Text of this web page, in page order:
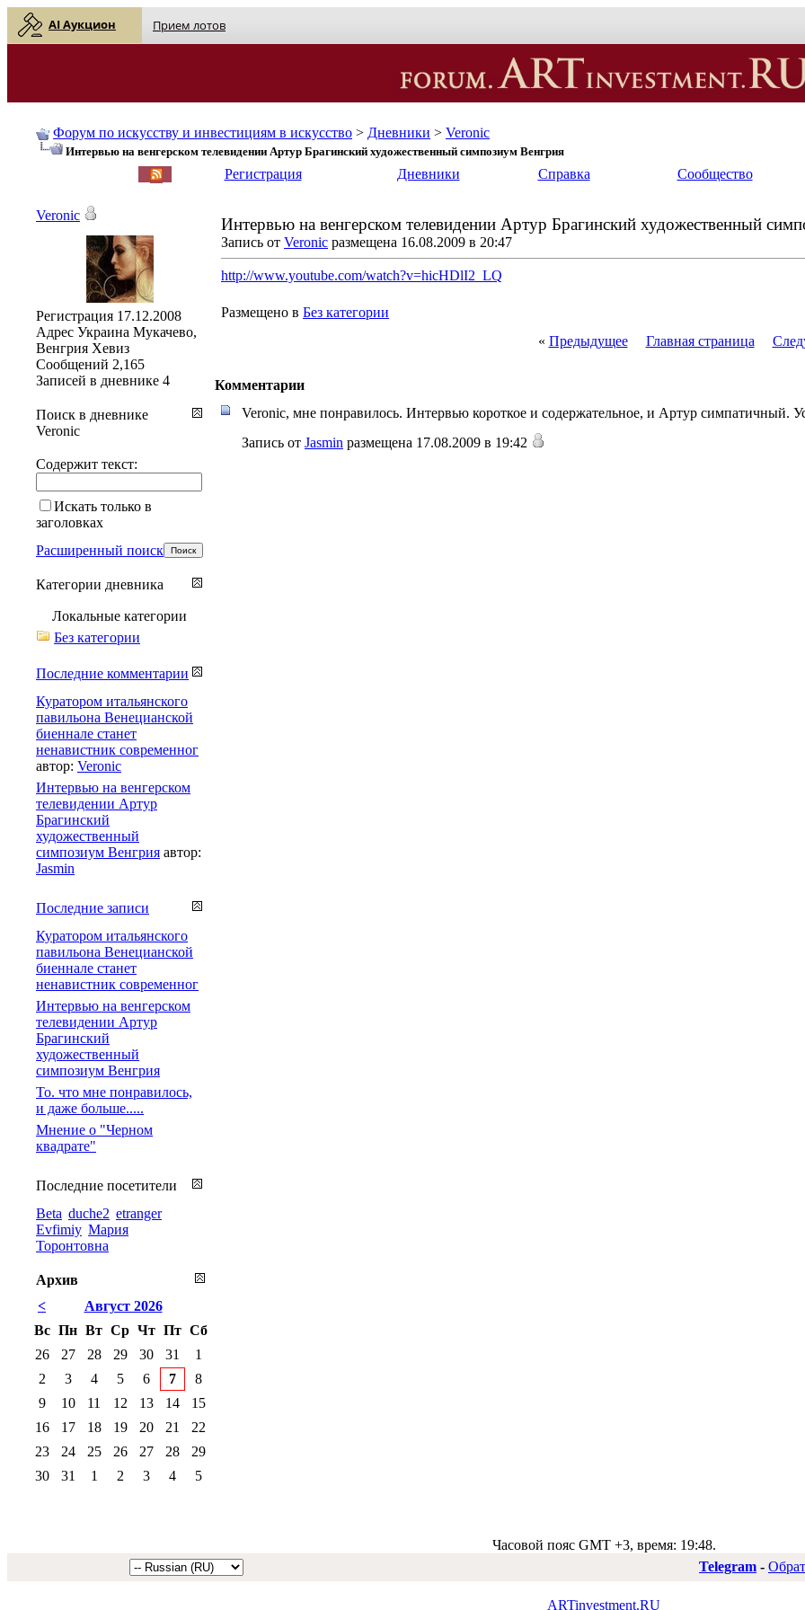
AI Аукцион Прием лотов
Форум по искусству и инвестициям в искусство > Дневники > Veronic
Интервью на венгерском телевидении Артур Брагинский художественный симпозиум Венгрия
Регистрация Дневники Справка Сообщество
Интервью на венгерском телевидении Артур Брагинский художественный
Запись от Veronic размещена 16.08.2009 в 20:47
http://www.youtube.com/watch?v=hicHDlI2_LQ
Размещено в Без категории
« Предыдущее Главная страница
Комментарии
Veronic, мне понравилось. Интервью короткое и содержательное, и Артур симпатичный.
Запись от Jasmin размещена 17.08.2009 в 19:42
Veronic
Регистрация 17.12.2008
Адрес Украина Мукачево,
Венгрия Хевиз
Сообщений 2,165
Записей в дневнике 4
Поиск в дневнике
Veronic
Содержит текст:
Искать только в
заголовках
Расширенный поиск
Категории дневника
Локальные категории
Без категории
Последние комментарии
Куратором итальянского
павильона Венецианской
биеннале станет
ненавистник современног
автор: Veronic
Интервью на венгерском
телевидении Артур
Брагинский
художественный
симпозиум Венгрия автор:
Jasmin
Последние записи
Куратором итальянского
павильона Венецианской
биеннале станет
ненавистник современног
Интервью на венгерском
телевидении Артур
Брагинский
художественный
симпозиум Венгрия
То. что мне понравилось,
и даже больше.....
Мнение о "Черном
квадрате"
Последние посетители
Beta duche2 etranger
Evfimiy Мария
Торонтовна
Архив
<
Август 2026
Вс Пн Вт Ср Чт Пт Сб
26
27 28 29 30 31
1
2
3 4 5 6 7
8
9
10 11 12 13 14
15
16
17 18 19 20 21
22
23
24 25 26 27 28
29
30
31 1 2 3 4 5
Часовой пояс GMT +3, время: 19:48.
Telegram -
ARTinvestment.RU